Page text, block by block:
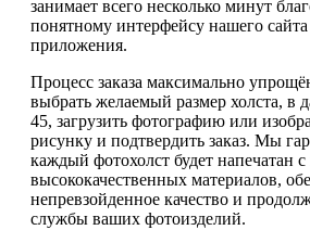
занимает всего несколько минут
понятному интерфейсу нашего
приложения.
Процесс заказа максимально
выбрать желаемый размер холста, в
45, загрузить фотографию или
рисунку и подтвердить заказ. Мы
каждый фотохолст будет напечатан
высококачественных материалов,
непревзойденное качество и
службы ваших фотоизделий.